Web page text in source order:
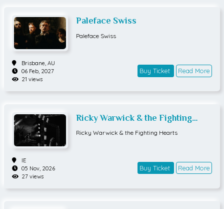
Paleface Swiss
Paleface Swiss
Brisbane, AU
06 Feb, 2027
21 views
Buy Ticket Read More
Ricky Warwick & the Fighting
Hearts
Ricky Warwick & the Fighting Hearts
IE
05 Nov, 2026
27 views
Buy Ticket Read More